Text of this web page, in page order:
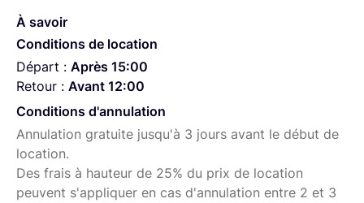
isolant, sa résistance à la poussière ainsi que son
étanchéité garantissent une durabilité optimale.
Enfin, grâce à la bague de contrôle de l’objectif C
100-500mm F4.5-7.1L IS USM
modifier différents réglages de l’appareil photo comme
l’ouverture ou encore la vitesse d’obturation.
À savoir
Conditions de location
Départ : Après 15:00
Retour : Avant 12:00
Conditions d'annulation
Annulation gratuite jusqu'à 3 jours avant le début de
location.
Des frais à hauteur de 25% du prix de location
peuvent s'appliquer en cas d'annulation entre 2 et 3